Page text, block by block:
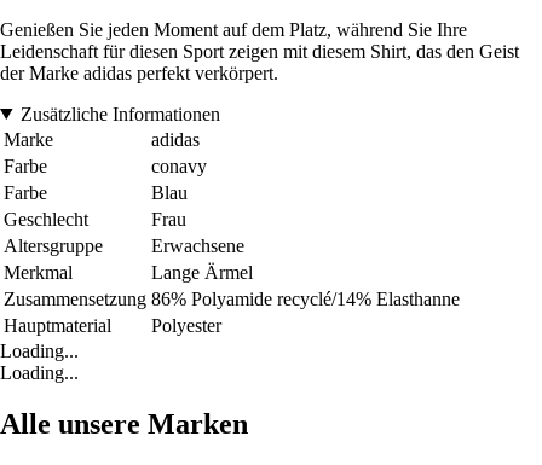
Genießen Sie jeden Moment auf dem Platz, während Sie Ihre
Leidenschaft für diesen Sport zeigen mit diesem Shirt, das den Geist
der Marke adidas perfekt verkörpert.
Zusätzliche Informationen
Marke
adidas
Farbe
conavy
Farbe
Blau
Geschlecht
Frau
Altersgruppe
Erwachsene
Merkmal
Lange Ärmel
Zusammensetzung 86% Polyamide recyclé/14% Elasthanne
Hauptmaterial
Polyester
Loading...
Loading...
Alle unsere Marken